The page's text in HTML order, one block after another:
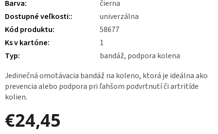
Barva:
čierna
Dostupné veľkosti::
univerzálna
Kód produktu:
58677
Ks v kartóne:
1
Typ:
bandáž, podpora kolena
Jedinečná omotávacia bandáž na koleno, ktorá je ideálna ako
prevencia alebo podpora pri ľahšom podvrtnutí či artritíde
kolien.
€24,45